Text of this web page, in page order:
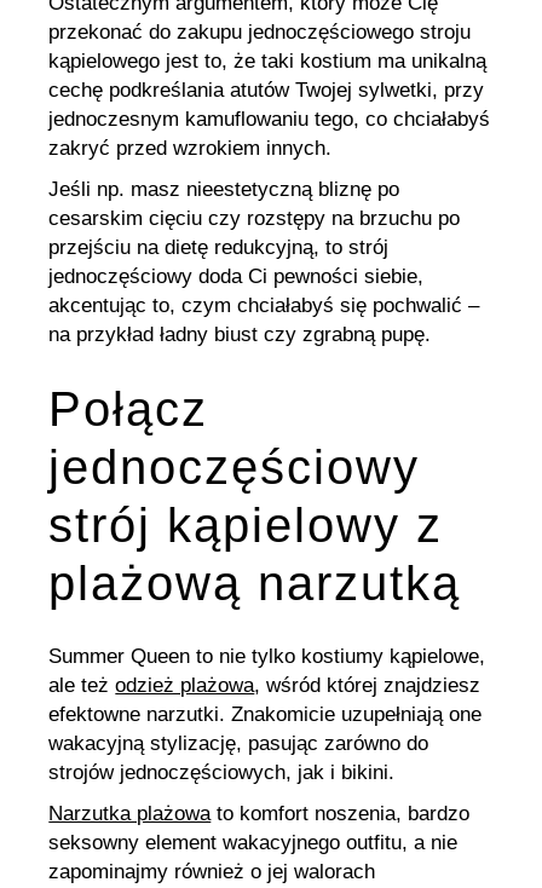
przekonać do zakupu jednoczęściowego stroju
kąpielowego jest to, że taki kostium ma unikalną
cechę podkreślania atutów Twojej sylwetki, przy
jednoczesnym kamuflowaniu tego, co chciałabyś
zakryć przed wzrokiem innych.
Jeśli np. masz nieestetyczną bliznę po
cesarskim cięciu czy rozstępy na brzuchu po
przejściu na dietę redukcyjną, to strój
jednoczęściowy doda Ci pewności siebie,
akcentując to, czym chciałabyś się pochwalić –
na przykład ładny biust czy zgrabną pupę.
Połącz
jednoczęściowy
strój kąpielowy z
plażową narzutką
Summer Queen to nie tylko kostiumy kąpielowe,
ale teżodzież plażowa, wśród której znajdziesz
efektowne narzutki. Znakomicie uzupełniają one
wakacyjną stylizację, pasując zarówno do
strojów jednoczęściowych, jak i bikini.
Narzutka plażowato komfort noszenia, bardzo
seksowny element wakacyjnego outfitu, a nie
zapominajmy również o jej walorach